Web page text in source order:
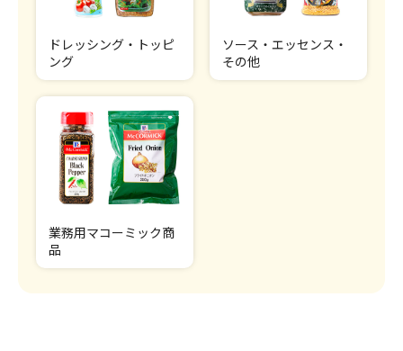
ドレッシング・トッピ
ング
ソース・エッセンス・
その他
業務用マコーミック商
品